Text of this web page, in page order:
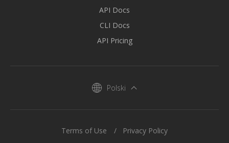
API Docs
CLI Docs
API Pricing
Polski
Terms of Use Privacy Policy